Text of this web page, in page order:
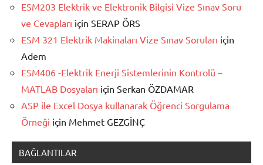
ESM203 Elektrik ve Elektronik Bilgisi Vize Sınav Soru
ve Cevapları için SERAP ÖRS
ESM 321 Elektrik Makinaları Vize Sınav Soruları için
Adem
ESM406 -Elektrik Enerji Sistemlerinin Kontrolü –
MATLAB Dosyaları için Serkan ÖZDAMAR
ASP ile Excel Dosya kullanarak Öğrenci Sorgulama
Örneği için Mehmet GEZGİNÇ
BAĞLANTILAR